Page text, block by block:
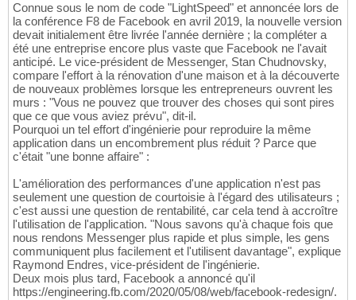
Connue sous le nom de code "LightSpeed" et annoncée lors de
la conférence F8 de Facebook en avril 2019, la nouvelle version
devait initialement être livrée l'année dernière ; la compléter a
été une entreprise encore plus vaste que Facebook ne l'avait
anticipé. Le vice-président de Messenger, Stan Chudnovsky,
compare l'effort à la rénovation d'une maison et à la découverte
de nouveaux problèmes lorsque les entrepreneurs ouvrent les
murs : "Vous ne pouvez que trouver des choses qui sont pires
que ce que vous aviez prévu", dit-il.
Pourquoi un tel effort d'ingénierie pour reproduire la même
application dans un encombrement plus réduit ? Parce que
c'était "une bonne affaire" :
L'amélioration des performances d'une application n'est pas
seulement une question de courtoisie à l'égard des utilisateurs ;
c'est aussi une question de rentabilité, car cela tend à accroître
l'utilisation de l'application. "Nous savons qu'à chaque fois que
nous rendons Messenger plus rapide et plus simple, les gens
communiquent plus facilement et l'utilisent davantage", explique
Raymond Endres, vice-président de l'ingénierie.
Deux mois plus tard, Facebook a annoncé qu'il
https://engineering.fb.com/2020/05/08/web/facebook-redesign/.